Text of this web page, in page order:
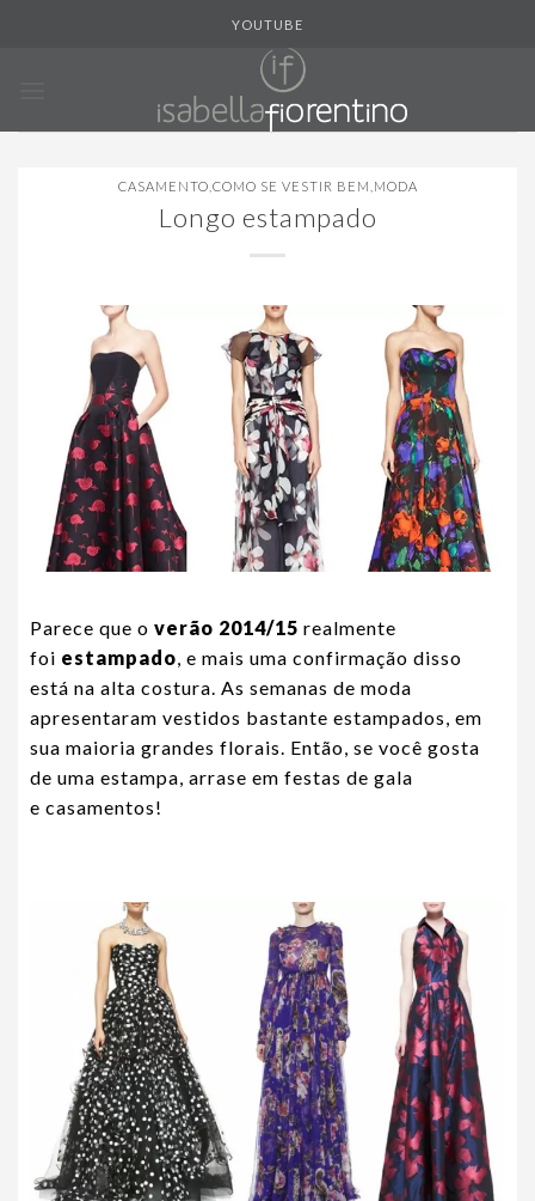
YOUTUBE
CASAMENTO COMO SE VESTIR BEM MODA
Longo estampado
Parece que o verão 2014/15 realmente
foi estampado, e mais uma confirmação disso
está na alta costura. As semanas de moda
apresentaram vestidos bastante estampados, em
sua maioria grandes florais. Então, se você gosta
de uma estampa, arrase em festas de gala
e casamentos!